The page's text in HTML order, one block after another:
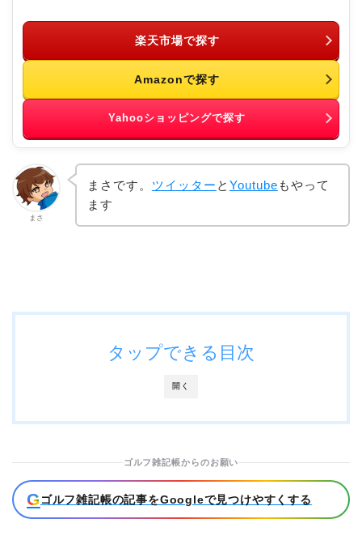
楽天市場で探す
Amazonで探す
Yahooショッピングで探す
まさ
まさです。 ツイッター と Youtube もやって
ます
開く
タップできる目次
ゴルフ雑記帳からのお願い
G ゴルフ雑記帳の記事をGoogleで見つけやすくする